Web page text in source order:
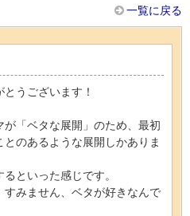
一覧に戻る
うございます！
「ベタな展開」のため、最初
のあるような展開しかありま
といった感じです。
みません、ベタが好きなんで